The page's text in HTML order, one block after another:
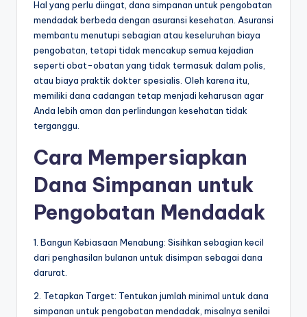
Hal yang perlu diingat, dana simpanan untuk pengobatan
mendadak berbeda dengan asuransi kesehatan. Asuransi
membantu menutupi sebagian atau keseluruhan biaya
pengobatan, tetapi tidak mencakup semua kejadian
seperti obat-obatan yang tidak termasuk dalam polis,
atau biaya praktik dokter spesialis. Oleh karena itu,
memiliki dana cadangan tetap menjadi keharusan agar
Anda lebih aman dan perlindungan kesehatan tidak
terganggu.
Cara Mempersiapkan
Dana Simpanan untuk
Pengobatan Mendadak
1. Bangun Kebiasaan Menabung: Sisihkan sebagian kecil
dari penghasilan bulanan untuk disimpan sebagai dana
darurat.
2. Tetapkan Target: Tentukan jumlah minimal untuk dana
simpanan untuk pengobatan mendadak, misalnya senilai